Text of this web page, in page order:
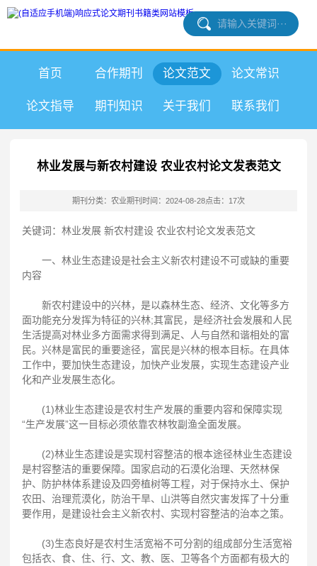
首页 合作期刊 论文范文 论文常识
论文指导 期刊知识 关于我们 联系我们
林业发展与新农村建设 农业农村论文发表范文
期刊分类：农业期刊 时间：2024-08-28点击：17次
关键词：林业发展 新农村建设 农业农村论文发表范文
一、林业生态建设是社会主义新农村建设不可或缺的重要
内容
新农村建设中的兴林，是以森林生态、经济、文化等多方
面功能充分发挥为特征的兴林;其富民，是经济社会发展和人民
生活提高对林业多方面需求得到满足、人与自然和谐相处的富
民。兴林是富民的重要途径，富民是兴林的根本目标。在具体
工作中，要加快生态建设，加快产业发展，实现生态建设产业
化和产业发展生态化。
(1)林业生态建设是农村生产发展的重要内容和保障实现
“生产发展”这一目标必须依靠农林牧副渔全面发展。
(2)林业生态建设是实现村容整洁的根本途径林业生态建设
是村容整洁的重要保障。国家启动的石漠化治理、天然林保
护、防护林体系建设及四旁植树等工程，对于保持水土、保护
农田、治理荒漠化，防治干旱、山洪等自然灾害发挥了十分重
要作用，是建设社会主义新农村、实现村容整洁的治本之策。
(3)生态良好是农村生活宽裕不可分割的组成部分生活宽裕
包括衣、食、住、行、文、教、医、卫等各个方面都有极大的